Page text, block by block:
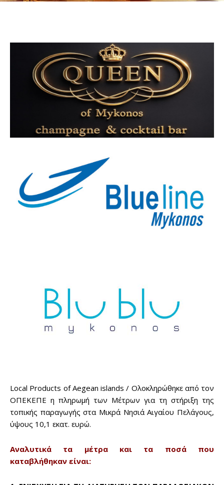
Local Products of Aegean islands / Ολοκληρώθηκε από τον
ΟΠΕΚΕΠΕ η πληρωμή των Μέτρων για τη στήριξη της
τοπικής παραγωγής στα Μικρά Νησιά Αιγαίου Πελάγους,
ύψους 10,1 εκατ. ευρώ.
Αναλυτικά τα μέτρα και τα ποσά που
καταβλήθηκαν είναι: